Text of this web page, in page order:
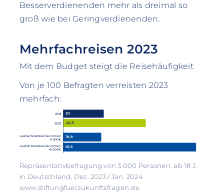
Besserverdienenden mehr als dreimal so
groß wie bei Geringverdienenden.
Mehrfachreisen 2023
Mit dem Budget steigt die Reisehäufigkeit
Von je 100 Befragten verreisten 2023
mehrfach:
2013 20
2023 40,8
Haushaltsnettoeinkommen
<1.500€
18,8
Haushaltsnettoeinkommen
>5.000€
65,6
Repräsentativbefragung von 3.000 Personen. ab 18 J.
in Deutschland, Dez. 2023 / Jan. 2024
www.stiftungfuerzukunftsfragen.de